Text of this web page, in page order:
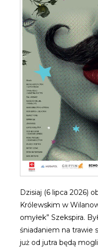
Dzisiaj (6 lipca 2026)
Królewskim w
omyłek” Szekspira.
śniadaniem na trawie
już od jutra będą